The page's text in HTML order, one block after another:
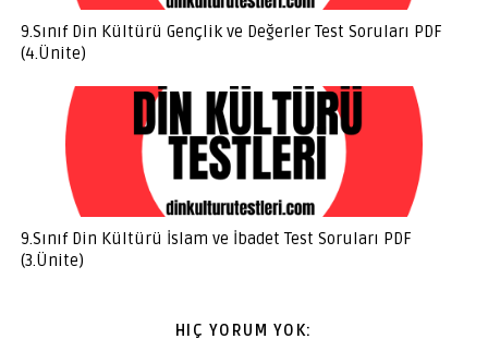
9.Sınıf Din Kültürü Gençlik ve Değerler Test Soruları PDF
(4.Ünite)
9.Sınıf Din Kültürü İslam ve İbadet Test Soruları PDF
(3.Ünite)
HIÇ YORUM YOK: